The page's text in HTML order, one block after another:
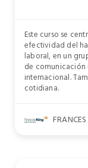
Este curso se
efectividad del
laboral, en un
de comunicación
internacional.
cotidiana.